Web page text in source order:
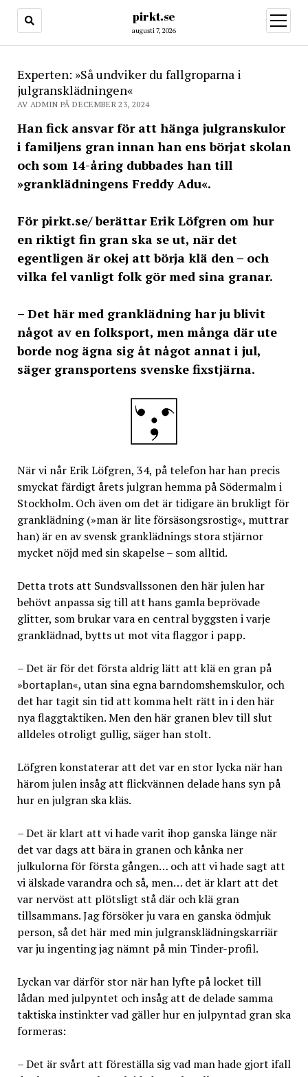
pirkt.se
augusti 7, 2026
öppna
meny
Experten: »Så undviker du fallgroparna i
julgransklädningen«
AV ADMIN PÅ DECEMBER 23, 2024
Han fick ansvar för att hänga julgranskulor
i familjens gran innan han ens börjat skolan
och som 14-åring dubbades han till
»granklädningens Freddy Adu«.
För pirkt.se/ berättar Erik Löfgren om hur
en riktigt fin gran ska se ut, när det
egentligen är okej att börja klä den – och
vilka fel vanligt folk gör med sina granar.
– Det här med granklädning har ju blivit
något av en folksport, men många där ute
borde nog ägna sig åt något annat i jul,
säger gransportens svenske fixstjärna.
När vi når Erik Löfgren, 34, på telefon har han precis
smyckat färdigt årets julgran hemma på Södermalm i
Stockholm. Och även om det är tidigare än brukligt för
granklädning (»man är lite försäsongsrostig«, muttrar
han) är en av svensk granklädnings stora stjärnor
mycket nöjd med sin skapelse – som alltid.
Detta trots att Sundsvallssonen den här julen har
behövt anpassa sig till att hans gamla beprövade
glitter, som brukar vara en central byggsten i varje
granklädnad, bytts ut mot vita flaggor i papp.
– Det är för det första aldrig lätt att klä en gran på
»bortaplan«, utan sina egna barndomshemskulor, och
det har tagit sin tid att komma helt rätt in i den här
nya flaggtaktiken. Men den här granen blev till slut
alldeles otroligt gullig, säger han stolt.
Löfgren konstaterar att det var en stor lycka när han
härom julen insåg att flickvännen delade hans syn på
hur en julgran ska kläs.
– Det är klart att vi hade varit ihop ganska länge när
det var dags att bära in granen och kånka ner
julkulorna för första gången… och att vi hade sagt att
vi älskade varandra och så, men… det är klart att det
var nervöst att plötsligt stå där och klä gran
tillsammans. Jag försöker ju vara en ganska ödmjuk
person, så det här med min julgransklädningskarriär
var ju ingenting jag nämnt på min Tinder-profil.
Lyckan var därför stor när han lyfte på locket till
lådan med julpyntet och insåg att de delade samma
taktiska instinkter vad gäller hur en julpyntad gran ska
formeras:
– Det är svårt att föreställa sig vad man hade gjort ifall